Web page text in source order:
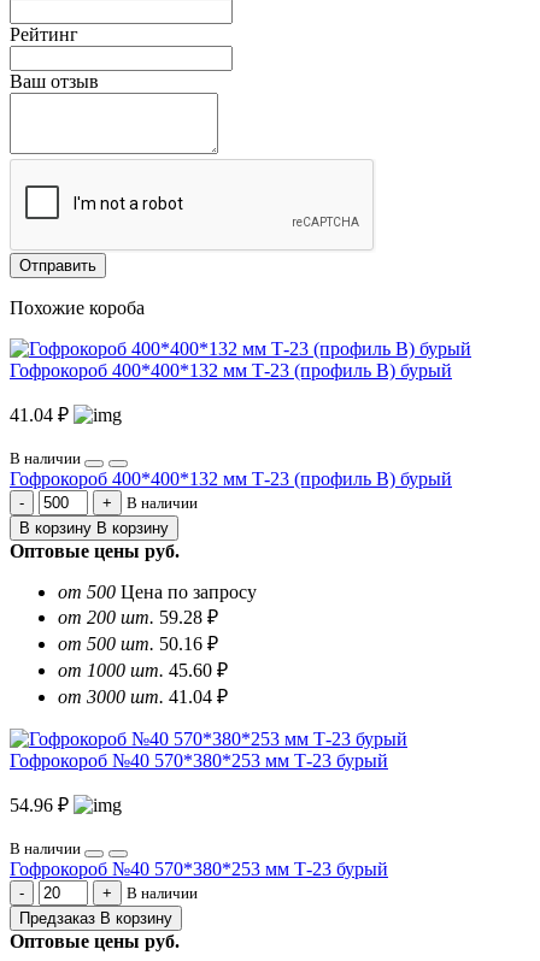
Рейтинг
Ваш отзыв
Отправить
Похожие короба
Гофрокороб 400*400*132 мм Т-23 (профиль B) бурый
41.04 ₽
В наличии
Гофрокороб 400*400*132 мм Т-23 (профиль B) бурый
В наличии
В корзину В корзину
Оптовые цены руб.
от 500 Цена по запросу
от 200 шт. 59.28 ₽
от 500 шт. 50.16 ₽
от 1000 шт. 45.60 ₽
от 3000 шт. 41.04 ₽
Гофрокороб №40 570*380*253 мм Т-23 бурый
54.96 ₽
В наличии
Гофрокороб №40 570*380*253 мм Т-23 бурый
В наличии
Предзаказ В корзину
Оптовые цены руб.